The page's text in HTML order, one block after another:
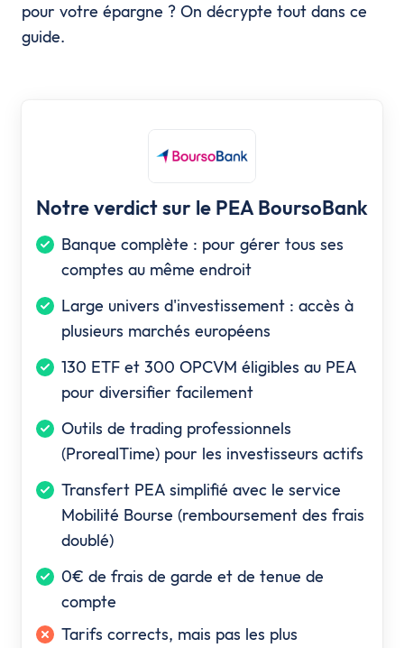
pour votre épargne ? On décrypte tout dans ce
guide.
Notre verdict sur le PEA BoursoBank
Banque complète : pour gérer tous ses
comptes au même endroit
Large univers d'investissement : accès à
plusieurs marchés européens
130 ETF et 300 OPCVM éligibles au PEA
pour diversifier facilement
Outils de trading professionnels
(ProrealTime) pour les investisseurs actifs
Transfert PEA simplifié avec le service
Mobilité Bourse (remboursement des frais
doublé)
0€ de frais de garde et de tenue de
compte
Tarifs corrects, mais pas les plus